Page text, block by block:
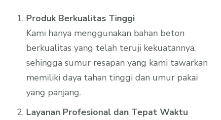
Produk Berkualitas Tinggi
Kami hanya menggunakan bahan beton
berkualitas yang telah teruji kekuatannya,
sehingga sumur resapan yang kami tawarkan
memiliki daya tahan tinggi dan umur pakai
yang panjang.
Layanan Profesional dan Tepat Waktu